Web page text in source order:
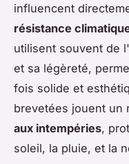
influencent
résistance
utilisent souvent de
et sa légèreté,
fois solide et
brevetées jouent un
aux intempéries,
soleil, la pluie, et la